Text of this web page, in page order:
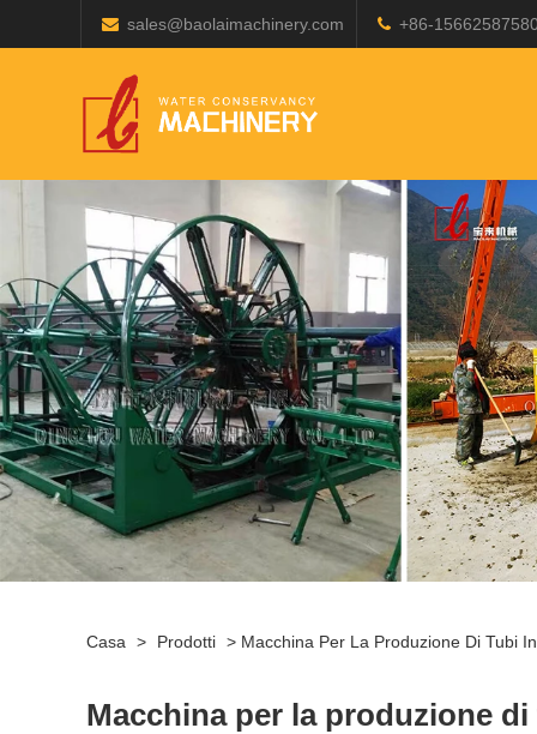
sales@baolaimachinery.com +86-15662587580
Casa > Prodotti > Macchina Per La Produzione Di Tubi
Macchina per la produzione